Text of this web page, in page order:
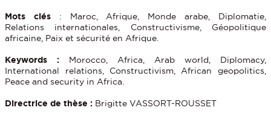
Mots clés : Maroc, Afrique, Monde arabe, Diplomatie,
Relations internationales, Constructivisme, Géopolitique
africaine, Paix et sécurité en Afrique.
Keywords : Morocco, Africa, Arab world, Diplomacy,
International relations, Constructivism, African geopolitics,
Peace and security in Africa.
Directrice de thèse : Brigitte VASSORT-ROUSSET